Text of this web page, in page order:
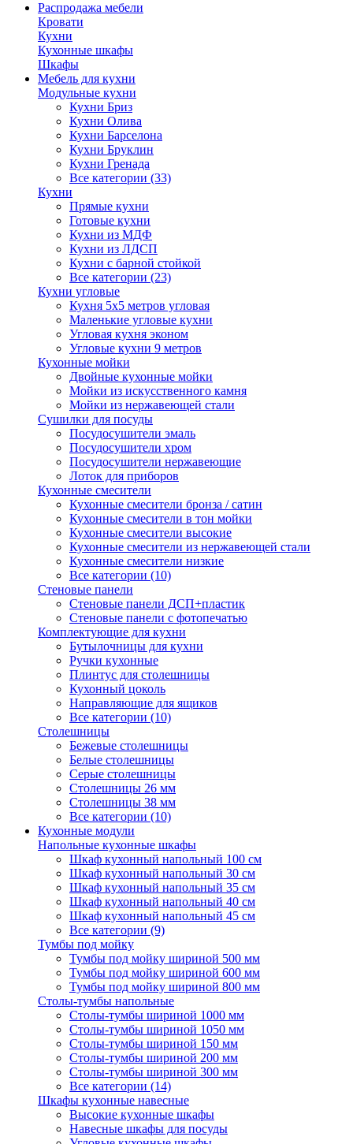
Распродажа мебели
Кровати
Кухни
Кухонные шкафы
Шкафы
Мебель для кухни
Модульные кухни
Кухни Бриз
Кухни Олива
Кухни Барселона
Кухни Бруклин
Кухни Гренада
Все категории (33)
Кухни
Прямые кухни
Готовые кухни
Кухни из МДФ
Кухни из ЛДСП
Кухни с барной стойкой
Все категории (23)
Кухни угловые
Кухня 5х5 метров угловая
Маленькие угловые кухни
Угловая кухня эконом
Угловые кухни 9 метров
Кухонные мойки
Двойные кухонные мойки
Мойки из искусственного камня
Мойки из нержавеющей стали
Сушилки для посуды
Посудосушители эмаль
Посудосушители хром
Посудосушители нержавеющие
Лоток для приборов
Кухонные смесители
Кухонные смесители бронза / сатин
Кухонные смесители в тон мойки
Кухонные смесители высокие
Кухонные смесители из нержавеющей стали
Кухонные смесители низкие
Все категории (10)
Стеновые панели
Стеновые панели ДСП+пластик
Стеновые панели с фотопечатью
Комплектующие для кухни
Бутылочницы для кухни
Ручки кухонные
Плинтус для столешницы
Кухонный цоколь
Направляющие для ящиков
Все категории (10)
Столешницы
Бежевые столешницы
Белые столешницы
Серые столешницы
Столешницы 26 мм
Столешницы 38 мм
Все категории (10)
Кухонные модули
Напольные кухонные шкафы
Шкаф кухонный напольный 100 см
Шкаф кухонный напольный 30 см
Шкаф кухонный напольный 35 см
Шкаф кухонный напольный 40 см
Шкаф кухонный напольный 45 см
Все категории (9)
Тумбы под мойку
Тумбы под мойку шириной 500 мм
Тумбы под мойку шириной 600 мм
Тумбы под мойку шириной 800 мм
Столы-тумбы напольные
Столы-тумбы шириной 1000 мм
Столы-тумбы шириной 1050 мм
Столы-тумбы шириной 150 мм
Столы-тумбы шириной 200 мм
Столы-тумбы шириной 300 мм
Все категории (14)
Шкафы кухонные навесные
Высокие кухонные шкафы
Навесные шкафы для посуды